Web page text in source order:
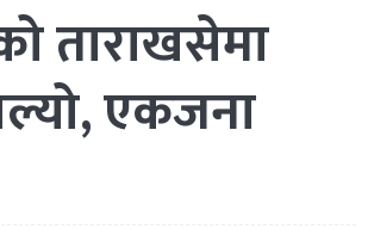
ताराखसेमा
एकजना